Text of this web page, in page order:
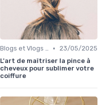
Blogs et Vlogs de Coiffure •
23/05/2025
L'art de maîtriser la pince à
cheveux pour sublimer votre
coiffure